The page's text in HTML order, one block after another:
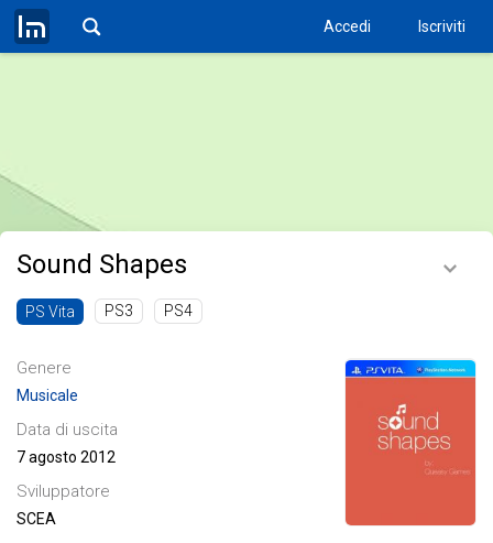
Accedi Iscriviti
Sound Shapes
PS Vita PS3 PS4
Genere
Musicale
Data di uscita
7 agosto 2012
Sviluppatore
SCEA